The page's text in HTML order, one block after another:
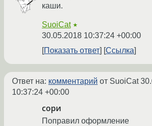
каши.
SuoiCat ★
30.05.2018 10:37:24 +00:00
Показать ответ
Ссылка
Ответ на: комментарий от SuoiCat
10:37:24 +00:00
сори
Поправил оформление